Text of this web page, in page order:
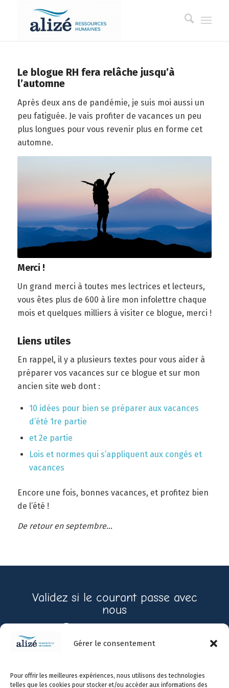
Gérer le consentement
Pour offrir les meilleures expériences, nous utilisons des technologies
telles que les cookies pour stocker et/ou accéder aux informations des
Le blogue RH fera relâche jusqu’à
l’automne
Après deux ans de pandémie, je suis moi aussi un
peu fatiguée. Je vais profiter de vacances un peu
plus longues pour vous revenir plus en forme cet
automne.
Merci !
Un grand merci à toutes mes lectrices et lecteurs,
vous êtes plus de 600 à lire mon infolettre chaque
mois et quelques milliers à visiter ce blogue, merci !
Liens utiles
En rappel, il y a plusieurs textes pour vous aider à
préparer vos vacances sur ce blogue et sur mon
ancien site web dont :
10 idées pour bien se préparer aux vacances
d’été 1re partie
et 2e partie
Lois et normes qui s’appliquent aux congés et
vacances
Encore une fois, bonnes vacances, et profitez bien
de l’été !
De retour en septembre…
Validez si le courant passe avec
nous
Contactez-nous
Prendre
rendez-
450-
966-
info@alizerh.com